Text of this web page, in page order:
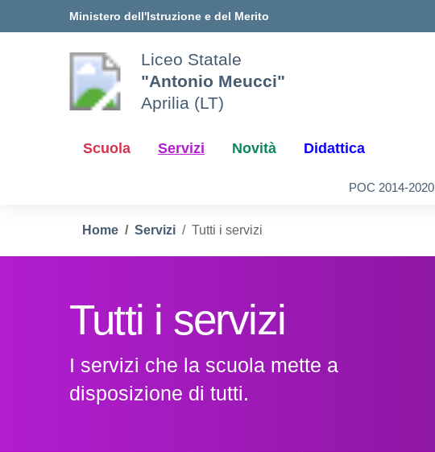
Ministero dell'Istruzione e del Merito
Liceo Statale
"Antonio Meucci"
Aprilia (LT)
Scuola Servizi Novità Didattica
POC 2014-2020
Home Servizi Tutti i servizi
Tutti i servizi
I servizi che la scuola mette a
disposizione di tutti.